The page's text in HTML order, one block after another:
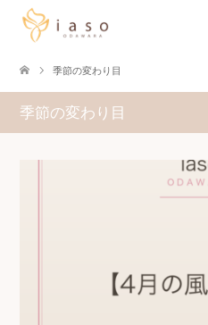
季節の変わり目
季節の変わり目